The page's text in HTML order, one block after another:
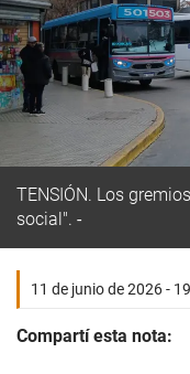
TENSIÓN. Los
social".
11 de junio de 2026 -
Compartí esta nota: